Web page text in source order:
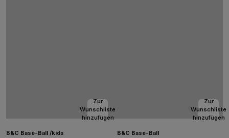
Zur
Wunschliste
hinzufügen
B&C Base-Ball /kids
Zur
Wunschliste
hinzufügen
B&C Base-Ball